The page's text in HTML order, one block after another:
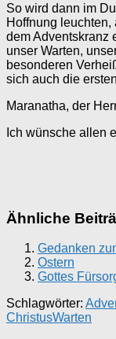
So wird dann im
Hoffnung
dem Adventskranz
unser Warten,
besonderen
sich auch die
Maranatha, der
Ich wünsche allen
Ähnliche
Gedanken
Ostern
Gottes
Schlagwörter:
ChristusWarten